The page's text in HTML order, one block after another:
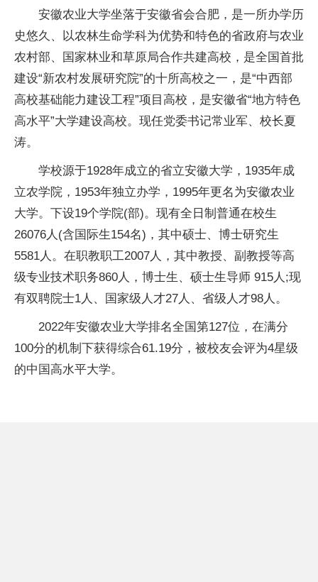
安徽农业大学坐落于安徽省会合肥，是一所办学历
史悠久、以农林生命学科为优势和特色的省政府与农业
农村部、
国家林业和草原局合作共建高校，是全国首批
建设“新农村发展研究院”的十所高校之一，是“中西部
高校基础能力建设工程”项目高校，是安徽省“地方特色
高水平”大学建设高校。现任党委书记常业军、校长夏
涛。
学校源于1928年成立的省立安徽大学，1935年成
立农学院，1953年独立办学，1995年更名为安徽农业
大学。下设19个学院(部)。现有全日制普通在校生
26076人(含国际生154名)，其中硕士、博士研究生
5581人。在职教职工2007人，其中教授、副教授等高
级专业技术职务860人，博士生、硕士生导师 915人;现
有双聘院士1人、
国家级人才27人、省级人才98人。
2022年安徽农业大学排名全国第127位，在满分
100分的机制下获得综合61.19分，被校友会评为4星级
的中国高水平大学。